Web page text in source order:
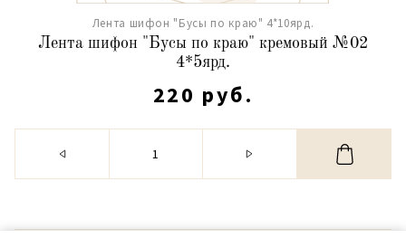
Лента шифон "Бусы по краю" 4*10ярд.
Лента шифон "Бусы по краю" кремовый №02
4*5ярд.
220 руб.